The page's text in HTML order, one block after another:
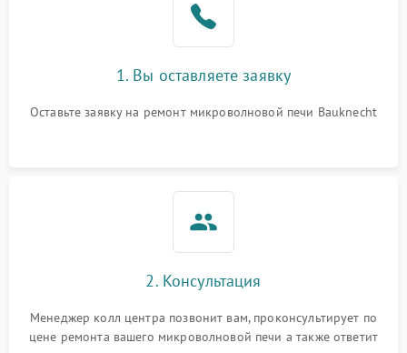
1. Вы оставляете заявку
Оставьте заявку на ремонт микроволновой печи Bauknecht
2. Консультация
Менеджер колл центра позвонит вам, проконсультирует по
цене ремонта вашего микроволновой печи а также ответит